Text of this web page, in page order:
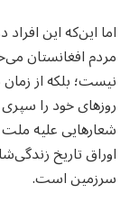
اما این‌که این افراد
مردم افغانستان
نیست؛ بلکه از
روزهای خود را
شعارهایی علیه
اوراق تاریخ
سرزمین است.